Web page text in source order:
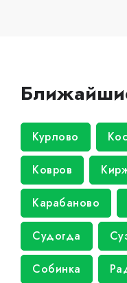
Курлово
Ковров
Карабаново
Судогда
Собинка